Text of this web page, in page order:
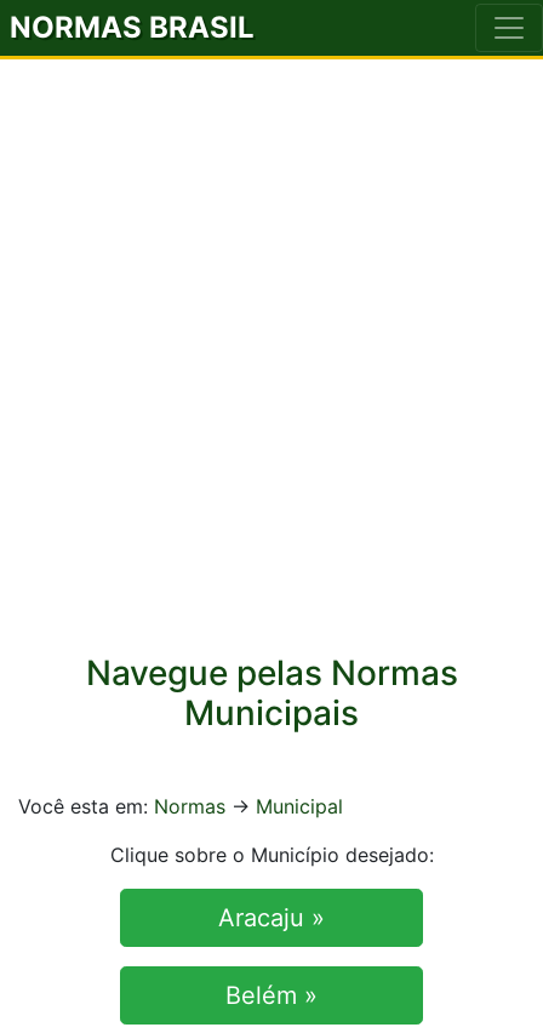
NORMAS BRASIL
Navegue pelas Normas
Municipais
Você esta em: Normas -> Municipal
Clique sobre o Município desejado:
Aracaju »
Belém »